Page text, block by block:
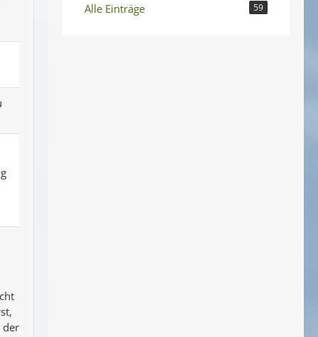
der
Alle Einträge 59